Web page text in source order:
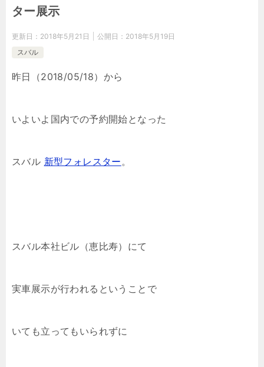
ター展示
更新日： 2018年5月21日 公開日： 2018年5月19日
スバル
昨日（2018/05/18）から
いよいよ国内での予約開始となった
スバル 新型フォレスター。
スバル本社ビル（恵比寿）にて
実車展示が行われるということで
いても立ってもいられずに